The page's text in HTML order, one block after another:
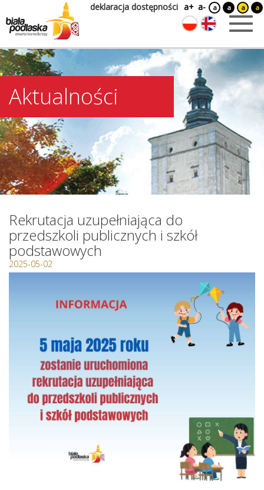
deklaracja dostępności a+ a- a a a a
Aktualności
Rekrutacja uzupełniająca do
przedszkoli publicznych i szkół
podstawowych
2025-05-02